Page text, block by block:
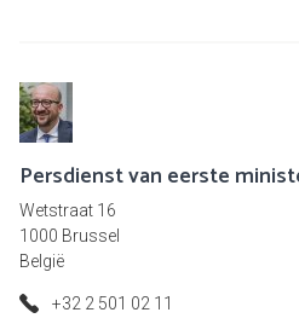
Persdienst van eerste
Wetstraat 16
1000 Brussel
België
+32 2 501 02 11